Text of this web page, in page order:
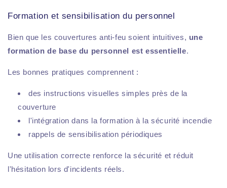
Formation et sensibilisation du personnel
Bien que les couvertures anti-feu soient intuitives, une
formation de base du personnel est essentielle.
Les bonnes pratiques comprennent :
des instructions visuelles simples près de la
couverture
l'intégration dans la formation à la sécurité incendie
rappels de sensibilisation périodiques
Une utilisation correcte renforce la sécurité et réduit
l'hésitation lors d'incidents réels.